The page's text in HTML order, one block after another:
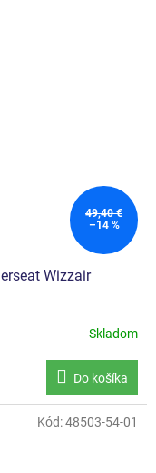
49,40 €
–14 %
Wizzair
Skladom
Do košíka
Kód:48503-54-01